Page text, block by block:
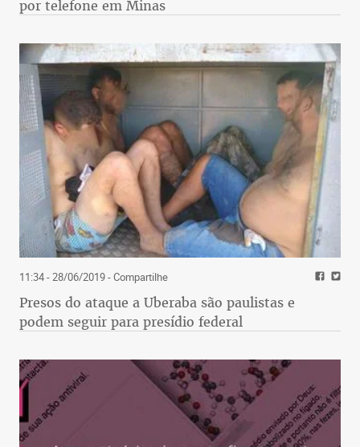
por telefone em Minas
11:34 - 28/06/2019- Compartilhe
Presos do ataque a Uberaba são paulistas e
podem seguir para presídio federal